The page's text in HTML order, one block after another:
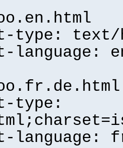
type: text/
language:
type:
language: